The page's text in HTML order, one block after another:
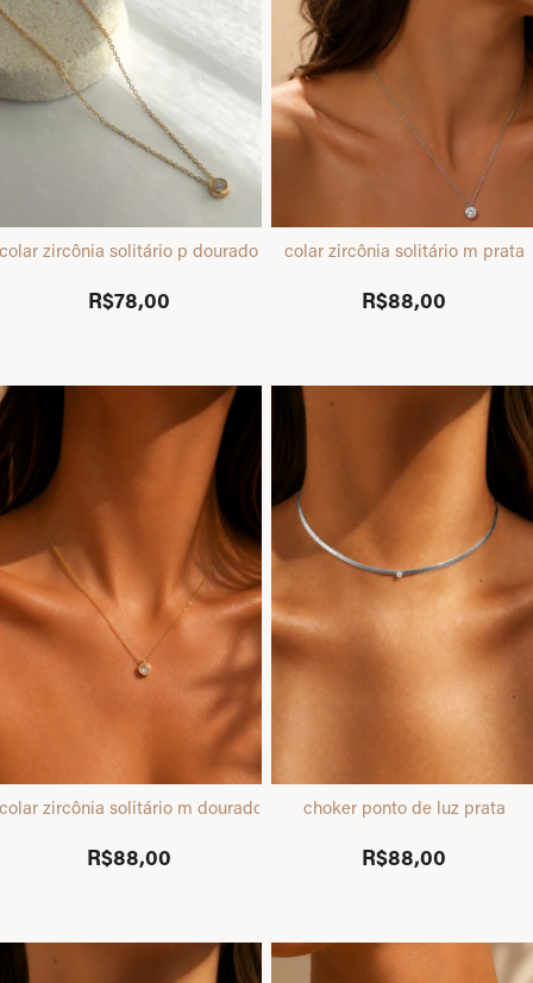
colar zircônia solitário p dourado
R$78,00
colar zircônia solitário m prata
R$88,00
zircônia solitário m dourado
R$88,00
choker ponto de luz prata
R$88,00